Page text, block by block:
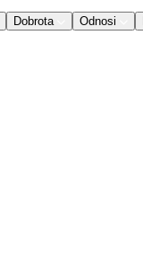
Dobrota Odnosi